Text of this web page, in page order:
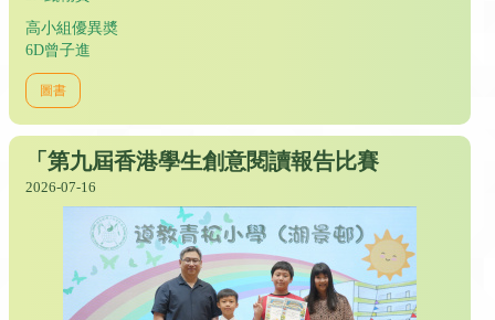
高小組優異奬
6D曾子進
圖書
「第九屆香港學生創意閱讀報告比賽
2026-07-16